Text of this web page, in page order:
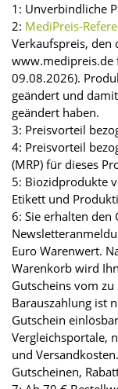
1: Unverbindliche
2: MediPreis-
Verkaufspreis, den
www.medipreis.de
09.08.2026).
geändert und
geändert haben.
3: Preisvorteil
4: Preisvorteil
(MRP) für dieses
5: Biozidprodukte
Etikett und
6: Sie erhalten den
Euro Warenwert.
Warenkorb wird
Gutscheins vom
Barauszahlung ist
Gutschein
Vergleichsportale,
und
Gutscheinen,